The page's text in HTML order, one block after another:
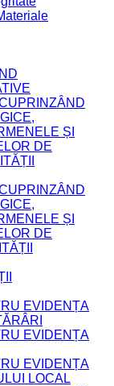
ȘI
DE
ȘI
DE
EVIDENȚA
EVIDENȚA
EVIDENȚA
LOCAL